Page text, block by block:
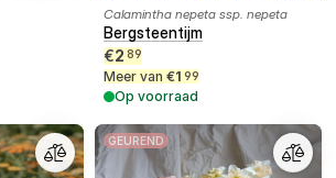
Calamintha nepeta ssp. nepeta
Bergsteentijm
€2 89
Meer van €1 99
Op voorraad
GEUREND